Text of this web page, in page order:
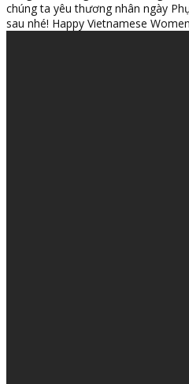
chúng ta yêu thương nhân ngày
sau nhé! Happy Vietnamese